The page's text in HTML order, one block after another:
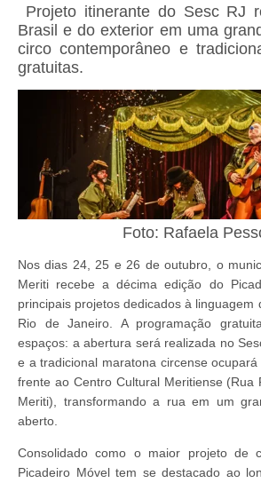
Projeto itinerante do Sesc RJ
Brasil e do exterior em uma
circo contemporâneo e
gratuitas.
Foto: Rafaela
Nos dias 24, 25 e 26 de outubro, o
Meriti recebe a décima edição do
principais projetos dedicados à linguagem
Rio de Janeiro. A programação
espaços: a abertura será realizada no
e a tradicional maratona circense
frente ao Centro Cultural Meritiense (Rua
Meriti), transformando a rua em um
aberto.
Consolidado como o maior projeto de
Picadeiro Móvel tem se destacado ao